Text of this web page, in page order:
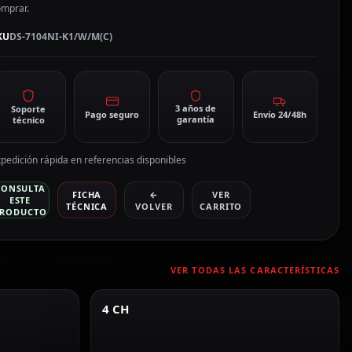
W/M(C)
DS-7104NI-K1/W/M(C)
Soporte
técnico
Pago seguro
3 años de
garantía
Envío 24/48h
rápida en referencias disponibles
ESTE
FICHA
TÉCNICA
←
VOLVER
VER
CARRITO
VER TODAS LAS CARACTERÍSTICAS
4 CH